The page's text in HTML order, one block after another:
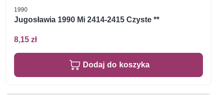
1990
Jugosławia 1990 Mi 2414-2415 Czyste **
8,15 zł
Dodaj do koszyka